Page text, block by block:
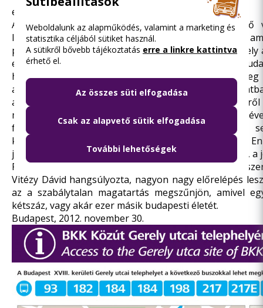
ezt segítette.
A vezérigazgató szerint a napi ügyekben történő
lenyomatai annak a programnak a sikerének,
programként a főpolgármester hirdetett meg, és amely
együtt a közszolgáltatók és a főváros intézményei
húszéves gyakorlatot, hogy a fővárosnak
azonban nem kooperálnak egymással. Ezzel
a jegyellenőrzésben van már együttműködés, és
megállapodás is, miszerint az FKF Zrt.
felügyeletet bevonva, a Katasztrófavédelem
közreműködésével létre tud jönni az új rendszer.
járművek, amelyek a tömegközlekedést akadályozzák,
Fővárosi Önkormányzat által nyújtott
Vitézy Dávid hangsúlyozta, nagyon nagy előrelépés
az a szabálytalan magatartás megszűnjön, amivel
kétszáz, vagy akár ezer másik budapesti életét.
Budapest, 2012. november 30.
Weboldalunk az alapműködés, valamint a marketing és
statisztika céljából sütiket használ.
A sütikről bővebb tájékoztatás erre a linkre kattintva
érhető el.
Az összes süti elfogadása
Csak az alapvető sütik elfogadása
További lehetőségek